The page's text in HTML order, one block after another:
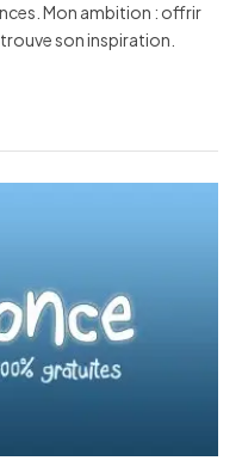
Mon ambition : offrir
son inspiration.